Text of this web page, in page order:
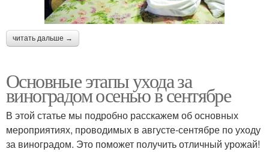
читать дальше →
Основные этапы ухода за
виноградом осенью в сентябре
В этой статье мы подробно расскажем об основных
мероприятиях, проводимых в августе-сентябре по уходу
за виноградом. Это поможет получить отличный урожай!